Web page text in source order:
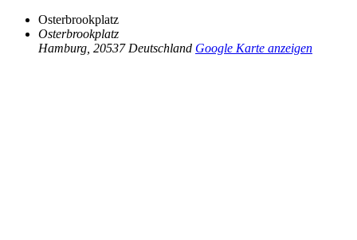
Osterbrookplatz
Osterbrookplatz
Hamburg 20537 Deutschland Google Karte anzeigen